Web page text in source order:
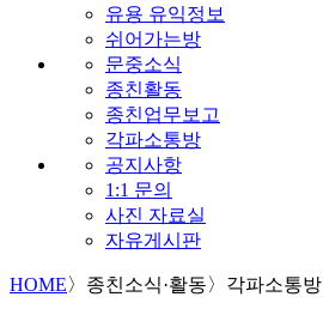
유용 유익정보
쉬어가는방
문중소식
종친활동
종친업무보고
각파소통방
공지사항
1:1 문의
사진 자료실
자유게시판
HOME〉 종친소식·활동〉 각파소통방